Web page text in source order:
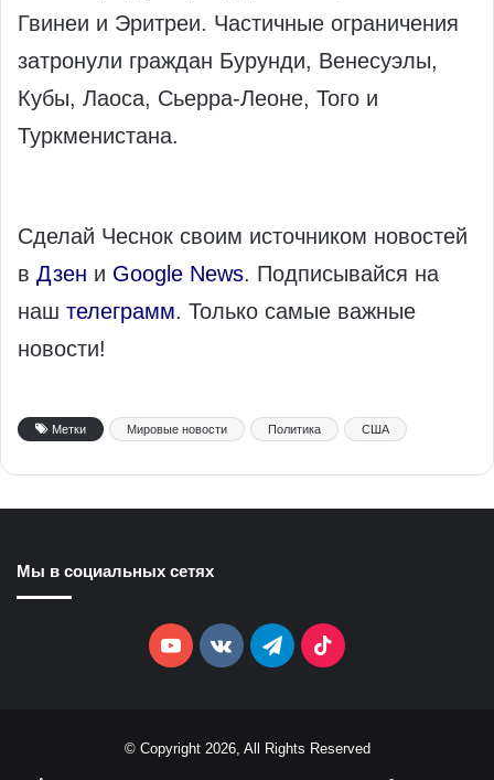
Гвинеи и Эритреи. Частичные ограничения
затронули граждан Бурунди, Венесуэлы,
Кубы, Лаоса, Сьерра-Леоне, Того и
Туркменистана.
Сделай Чеснок своим источником новостей
в Дзен и Google News. Подписывайся на
наш телеграмм. Только самые важные
новости!
Метки Мировые новости Политика США
Мы в социальных сетях
YouTubevk.comTelegramTikTok
© Copyright 2026, All Rights Reserved